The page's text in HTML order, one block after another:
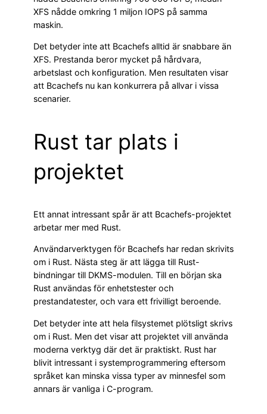
XFS nådde omkring 1 miljon IOPS på samma
maskin.
Det betyder inte att Bcachefs alltid är snabbare än
XFS. Prestanda beror mycket på hårdvara,
arbetslast och konfiguration. Men resultaten visar
att Bcachefs nu kan konkurrera på allvar i vissa
scenarier.
Rust tar plats i
projektet
Ett annat intressant spår är att Bcachefs-projektet
arbetar mer med Rust.
Användarverktygen för Bcachefs har redan skrivits
om i Rust. Nästa steg är att lägga till Rust-
bindningar till DKMS-modulen. Till en början ska
Rust användas för enhetstester och
prestandatester, och vara ett frivilligt beroende.
Det betyder inte att hela filsystemet plötsligt skrivs
om i Rust. Men det visar att projektet vill använda
moderna verktyg där det är praktiskt. Rust har
blivit intressant i systemprogrammering eftersom
språket kan minska vissa typer av minnesfel som
annars är vanliga i C-program.